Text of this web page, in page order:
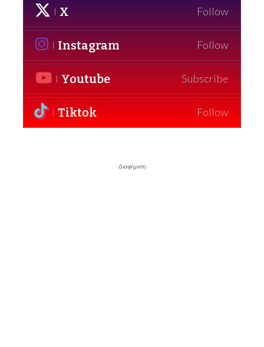
X Follow
Instagram Follow
Youtube Subscribe
Tiktok Follow
- Διαφήμιση -